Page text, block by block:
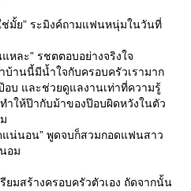
ช่มั้ย” ระมิงค์ถามแฟนหนุ่มในวันที่
หละ” รชตตอบอย่างจริงใจ
บ้านนี้มีน้ำใจกับครอบครัวเรามาก
บ และช่วยดูแลงานเท่าที่ความรู้
ำให้ป๊ากับม้าของป๊อบผิดหวังในตัว
แน่นอน” พูดจบก็สวมกอดแฟนสาว
อม
ยมสร้างครอบครัวตัวเอง ถัดจากนั้น